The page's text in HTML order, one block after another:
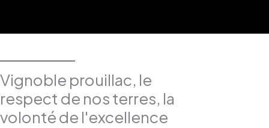
Vignoble prouillac, le
respect de nos terres, la
volonté de l'excellence